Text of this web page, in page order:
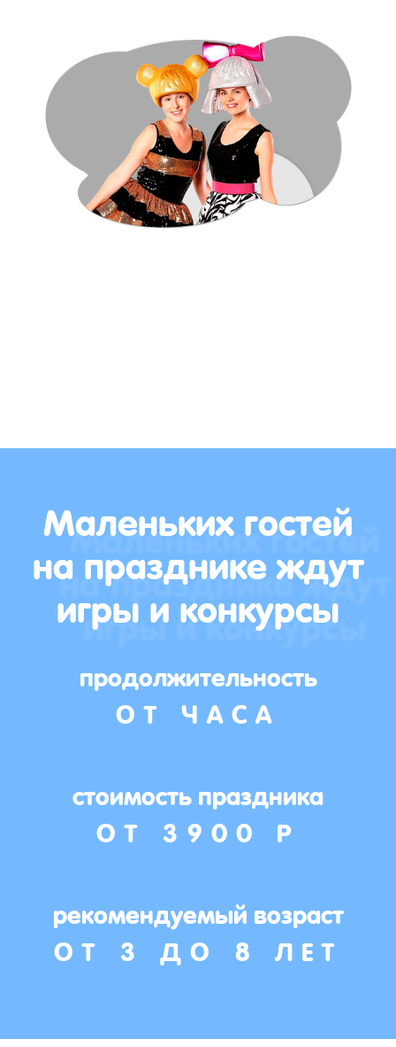
Маленьких гостей
на празднике ждут
игры и конкурсы
продолжительность
ОТ ЧАСА
стоимость праздника
ОТ 3900 Р
рекомендуемый возраст
ОТ 3 ДО 8 ЛЕТ